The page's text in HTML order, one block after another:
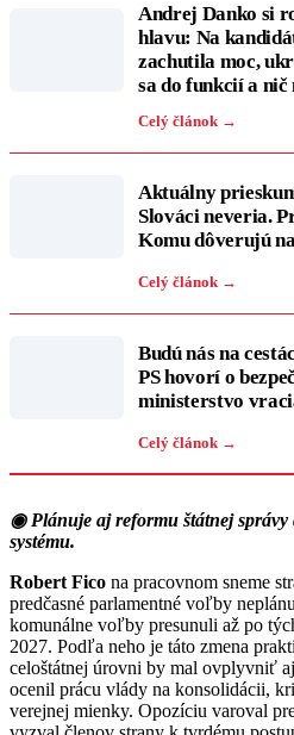
Andrej Danko si
hlavu: Na
zachutila moc,
sa do funkcií a
Celý článok →
Aktuálny
Slováci neveria.
Komu dôverujú
Celý článok →
Budú nás na
PS hovorí o
ministerstvo
Celý článok →
◉ Plánuje aj reformu štátnej správy
systému.
Robert Fico na pracovnom sneme
predčasné parlamentné voľby
komunálne voľby presunuli až po
2027. Podľa neho je táto zmena
celoštátnej úrovni by mal ovplyvniť
ocenil prácu vlády na konsolidácii,
verejnej mienky. Opozíciu varoval